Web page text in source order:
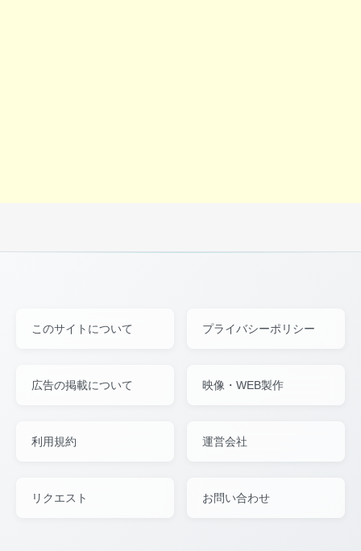
このサイトについて プライバシーポリシー
広告の掲載について 映像・WEB製作
利用規約 運営会社
リクエスト お問い合わせ